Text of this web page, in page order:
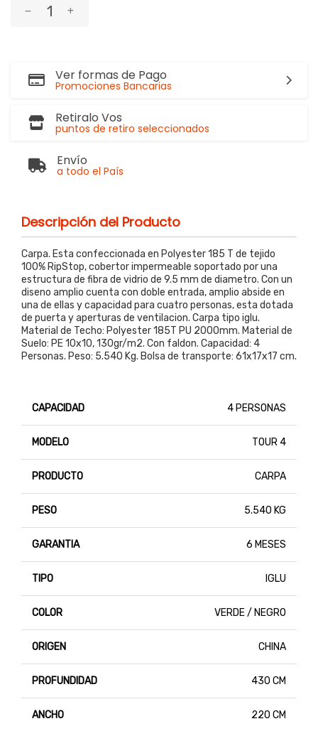
Ver formas de Pago
Promociones Bancarias
Retiralo Vos
puntos de retiro seleccionados
Envío
a todo el País
Descripción del Producto
Carpa. Esta confeccionada en Polyester 185 T de tejido
100% RipStop, cobertor impermeable soportado por una
estructura de fibra de vidrio de 9.5 mm de diametro. Con un
diseno amplio cuenta con doble entrada, amplio abside en
una de ellas y capacidad para cuatro personas, esta dotada
de puerta y aperturas de ventilacion. Carpa tipo iglu.
Material de Techo: Polyester 185T PU 2000mm. Material de
Suelo: PE 10x10, 130gr/m2. Con faldon. Capacidad: 4
Personas. Peso: 5.540 Kg. Bolsa de transporte: 61x17x17 cm.
CAPACIDAD 4 PERSONAS
MODELO TOUR 4
PRODUCTO CARPA
PESO 5.540 KG
GARANTIA 6 MESES
TIPO IGLU
COLOR VERDE / NEGRO
ORIGEN CHINA
PROFUNDIDAD 430 CM
ANCHO 220 CM